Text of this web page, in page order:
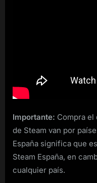
Importante: Compra el
de Steam van por
España significa que
Steam España, en
cualquier país.